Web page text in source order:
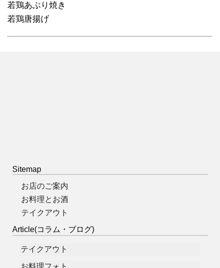
若鶏あぶり焼き
若鶏唐揚げ
Sitemap
お店のご案内
お料理とお酒
テイクアウト
Article(コラム・ブログ)
テイクアウト